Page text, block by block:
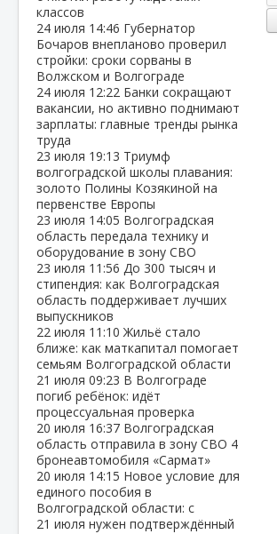
классов
24 июля 14:46 Губернатор
Бочаров внепланово проверил
стройки: сроки сорваны в
Волжском и Волгограде
24 июля 12:22 Банки сокращают
вакансии, но активно поднимают
зарплаты: главные тренды рынка
труда
23 июля 19:13 Триумф
волгоградской школы плавания:
золото Полины Козякиной на
первенстве Европы
23 июля 14:05 Волгоградская
область передала технику и
оборудование в зону СВО
23 июля 11:56 До 300 тысяч и
стипендия: как Волгоградская
область поддерживает лучших
выпускников
22 июля 11:10Жильё стало
ближе: как маткапитал помогает
семьям Волгоградской области
21 июля 09:23 В Волгограде
погиб ребёнок: идёт
процессуальная проверка
20 июля 16:37 Волгоградская
область отправила в зону СВО 4
бронеавтомобиля «Сармат»
20 июля 14:15 Новое условие для
единого пособия в
Волгоградской области: с
21 июля нужен подтверждённый